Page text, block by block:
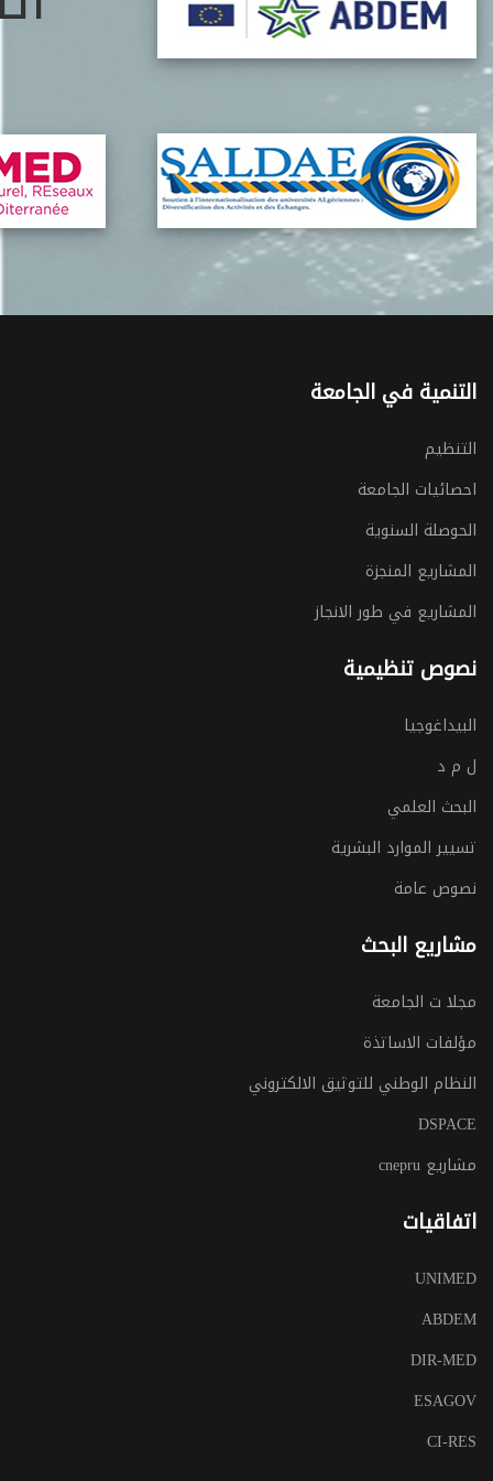
التنمية في الجامعة
التنظيم
احصائيات الجامعة
الحوصلة السنوية
المشاريع المنجزة
المشاريع في طور الانجاز
نصوص تنظيمية
البيداغوجيا
ل م د
البحث العلمي
تسيير الموارد البشرية
نصوص عامة
مشاريع البحث
مجلا ت الجامعة
مؤلفات الاساتذة
النظام الوطني للتوثيق الالكتروني
DSPACE
مشاريع cnepru
اتفاقيات
UNIMED
ABDEM
DIR-MED
ESAGOV
CI-RES